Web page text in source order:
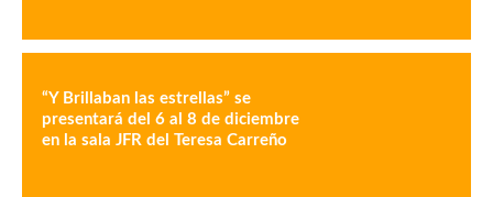
“Y Brillaban las estrellas” se
presentará del 6 al 8 de diciembre
en la sala JFR del Teresa Carreño